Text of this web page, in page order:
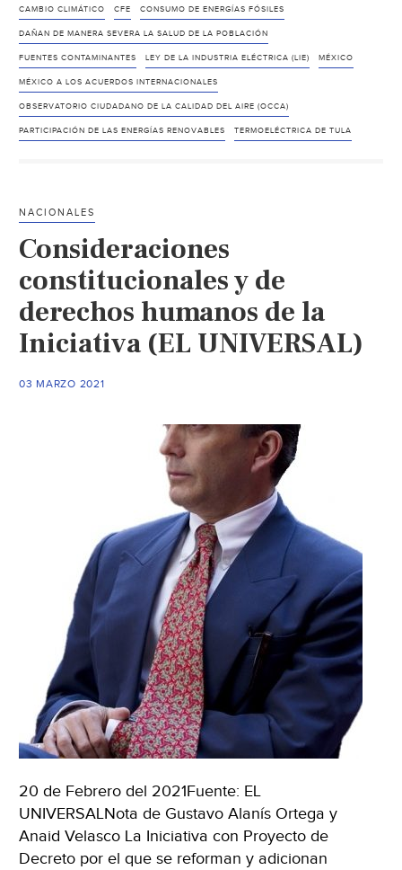
graves
consecuencias
de
la
“Ley
Combustóleo”
(Portal
CAMBIO CLIMÁTICO CFE CONSUMO DE ENERGÍAS FÓSILES
DAÑAN DE MANERA SEVERA LA SALUD DE LA POBLACIÓN
FUENTES CONTAMINANTES LEY DE LA INDUSTRIA ELÉCTRICA (LIE) MÉXICO
MÉXICO A LOS ACUERDOS INTERNACIONALES
OBSERVATORIO CIUDADANO DE LA CALIDAD DEL AIRE (OCCA)
PARTICIPACIÓN DE LAS ENERGÍAS RENOVABLES TERMOELÉCTRICA DE TULA
NACIONALES
Consideraciones
constitucionales y de
derechos humanos de la
Iniciativa (EL UNIVERSAL)
03 MARZO 2021
20 de Febrero del 2021Fuente: EL
UNIVERSALNota de Gustavo Alanís Ortega y
Anaid Velasco La Iniciativa con Proyecto de
Decreto por el que se reforman y adicionan